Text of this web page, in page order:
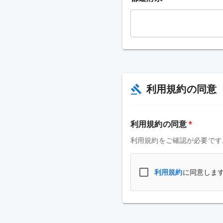
利用規約の同意
利用規約の同意*
利用規約をご確認が必要で
利用規約に同意しま